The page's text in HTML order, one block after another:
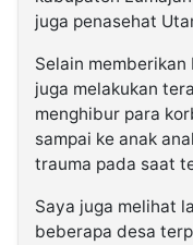
juga penasehat
Selain
juga melakukan
menghibur para
sampai ke anak
trauma pada saat
Saya juga melihat
beberapa desa